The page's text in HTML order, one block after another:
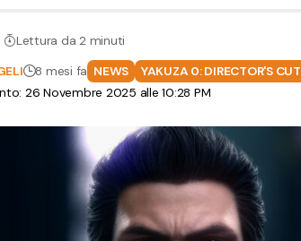
26 Novembre 2025 alle 10:28 PM
8 mesi fa NEWS YAKUZA 0: DIRECTOR'S CUT
Lettura da 2 minuti